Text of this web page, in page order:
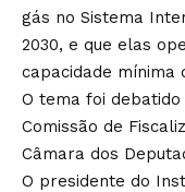
gás no Sistema
2030, e que elas
capacidade mínima
O tema foi
Comissão de
Câmara dos
O presidente do